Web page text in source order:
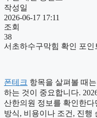
작성일
2026-06-17 17:11
조회
38
서초하수구막힘 확인 포인
폰테크 항목을 살펴볼 때
하는 것이 중요합니다.
산한의원 정보를 확인한
방식, 비용이나 조건, 진행